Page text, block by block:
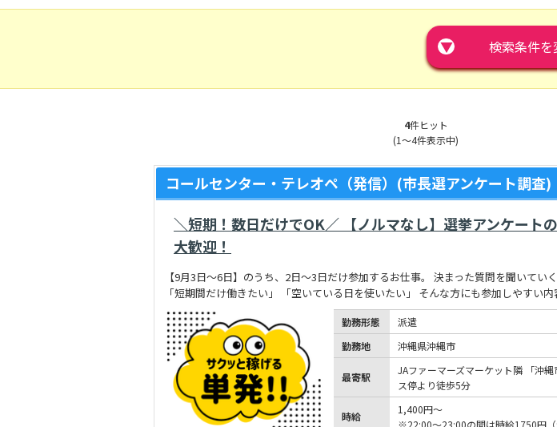
▼ 検索条件を
4件ヒット
(1～4件表示中)
コールセンター・テレオペ（発信）(市長選アンケート調査)
＼短期！数日だけでOK／ 【ノルマなし】選挙アンケート
大歓迎！
【9月3日～6日】のうち、2日～3日だけ参加するお仕事。 決まった質問を聞いてい
「短期間だけ働きたい」 「空いている日を使いたい」 そんな方にも参加しやすい内
勤務形態
派遣
勤務地
沖縄県沖縄市
最寄駅
JAファーマーズマーケット隣 「沖
ス停より徒歩5分
時給
1,400円～
※22:00～23:00の間は時給1750円（